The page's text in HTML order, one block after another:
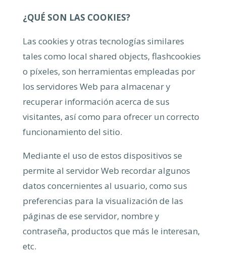
¿QUÉ SON LAS COOKIES?
Las cookies y otras tecnologías similares
tales como local shared objects, flashcookies
o píxeles, son herramientas empleadas por
los servidores Web para almacenar y
recuperar información acerca de sus
visitantes, así como para ofrecer un correcto
funcionamiento del sitio.
Mediante el uso de estos dispositivos se
permite al servidor Web recordar algunos
datos concernientes al usuario, como sus
preferencias para la visualización de las
páginas de ese servidor, nombre y
contraseña, productos que más le interesan,
etc.